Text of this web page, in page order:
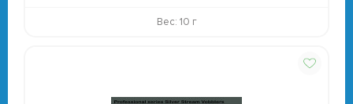
Вес: 10 г